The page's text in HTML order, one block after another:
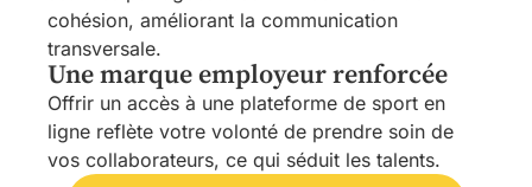
cohésion, améliorant la communication
transversale.
Une marque employeur renforcée
Offrir un accès à une plateforme de sport en
ligne reflète votre volonté de prendre soin de
vos collaborateurs, ce qui séduit les talents.